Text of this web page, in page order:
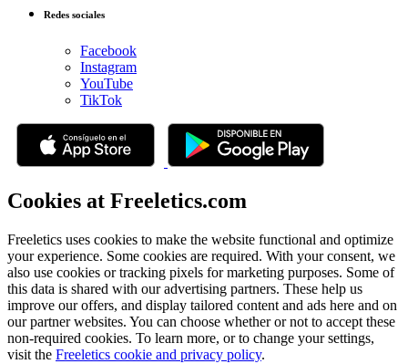
Redes sociales
Facebook
Instagram
YouTube
TikTok
Cookies at Freeletics.com
Freeletics uses cookies to make the website functional and optimize
your experience. Some cookies are required. With your consent, we
also use cookies or tracking pixels for marketing purposes. Some of
this data is shared with our advertising partners. These help us
improve our offers, and display tailored content and ads here and on
our partner websites. You can choose whether or not to accept these
non-required cookies. To learn more, or to change your settings,
visit the Freeletics cookie and privacy policy.